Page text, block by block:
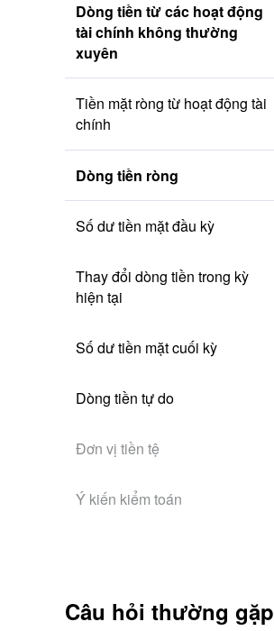
Dòng tiền từ các hoạt động
tài chính không thường
xuyên
Tiền mặt ròng từ hoạt động tài
chính
Dòng tiền ròng
Số dư tiền mặt đầu kỳ
Thay đổi dòng tiền trong kỳ
hiện tại
Số dư tiền mặt cuối kỳ
Dòng tiền tự do
Đơn vị tiền tệ
Ý kiến kiểm toán
Câu hỏi thường gặp